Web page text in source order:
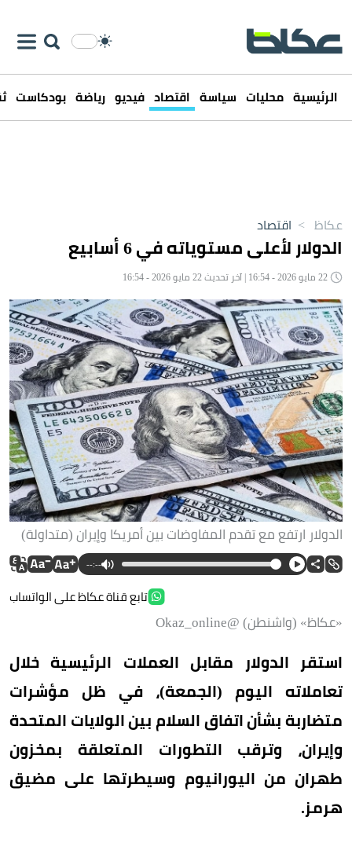
الرئيسية محليات سياسة اقتصاد فيديو رياضة بودكاست
عكاظ > اقتصاد
الدولار لأعلى مستوياته في 6 أسابيع
الدولار ارتفع مع تقدم المفاوضات بين أمريكا وإيران (متداولة)
--:--
تابع قناة عكاظ على الواتساب
«عكاظ» (واشنطن) @Okaz_online
استقر الدولار مقابل العملات الرئيسية خلال
تعاملاته اليوم (الجمعة)، في ظل مؤشرات
متضاربة بشأن اتفاق السلام بين الولايات المتحدة
وإيران، وترقب التطورات المتعلقة بمخزون
طهران من اليورانيوم وسيطرتها على مضيق
هرمز.